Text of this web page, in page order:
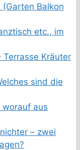
Balkon
etc., im
Kräuter
sind die
aus
– zwei